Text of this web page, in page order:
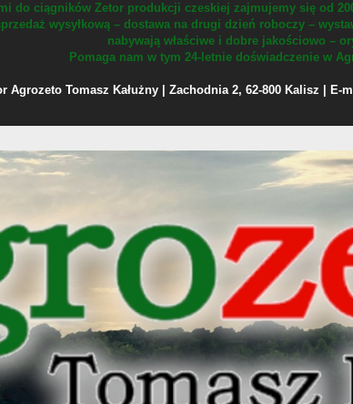
do ciągników Zetor produkcji czeskiej zajmujemy się od
wysyłkową – dostawa na drugi dzień roboczy –
nabywają właściwe i dobre jakościowo –
Pomaga nam w tym 24-letnie doświadczenie w
Tomasz Kałużny | Zachodnia 2, 62-800 Kalisz | E-